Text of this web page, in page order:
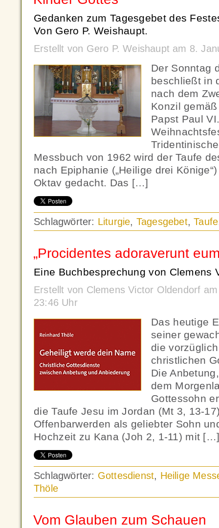
Gedanken zum Tagesgebet des
Von Gero P. Weishaupt.
Erstellt von Gero P. Weishaupt am 8.
Der Sonntag
beschließt in
nach dem
Konzil
Papst Paul
Messbuch von 1962 wird der Taufe
nach Epiphanie („Heilige drei
Oktav gedacht. Das […]
Schlagwörter: Liturgie, Tagesgebet,Taufe
„Procidentes adoraverunt
Eine Buchbesprechung von Clemens
Erstellt von Clemens Victor Oldendorf
23:46 Uhr
Das heutige
seiner
die
christlichen
Die
dem
Gottessohn
die Taufe Jesu im Jordan (Mt 3, 13-
Offenbarwerden als geliebter Sohn
Hochzeit zu Kana (Joh 2, 1-11) mit
Schlagwörter: Gottesdienst, Heilige
Thöle
Vom Glauben zum Schauen